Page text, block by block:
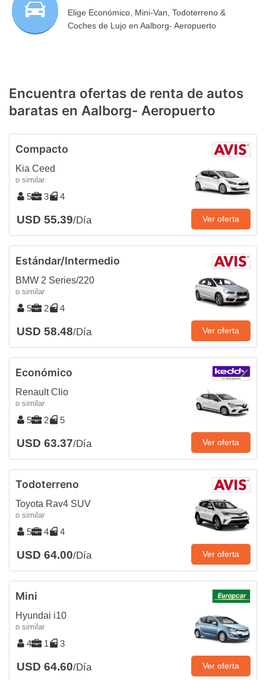
Elige Económico, Mini-Van, Todoterreno &
Coches de Lujo en Aalborg- Aeropuerto
Encuentra ofertas de renta de autos
baratas en Aalborg- Aeropuerto
Compacto
Kia Ceed
o similar
5 3 4
USD 55.39/Día Ver oferta
Estándar/Intermedio
BMW 2 Series/220
o similar
5 2 4
USD 58.48/Día Ver oferta
Económico
Renault Clio
o similar
5 2 5
USD 63.37/Día Ver oferta
Todoterreno
Toyota Rav4 SUV
o similar
5 4 4
USD 64.00/Día Ver oferta
Mini
Hyundai i10
o similar
4 1 3
USD 64.60/Día Ver oferta